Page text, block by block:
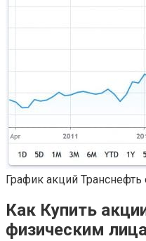
График акций Транснефть
Как Купить
физическим